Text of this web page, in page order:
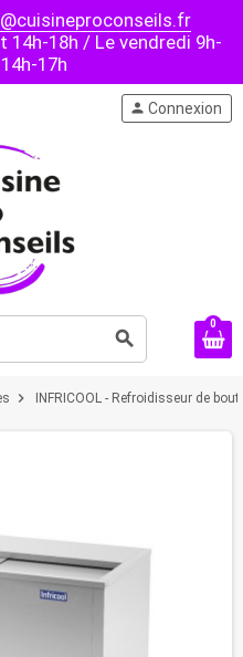
14h-18h / Le vendredi 9h-
17h
search
person Connexion
0
chevron_right INFRICOOL - Refroidisseur de